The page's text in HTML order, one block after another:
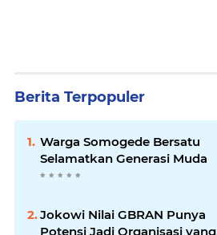
Berita Terpopuler
Warga Somogede Bersatu
Selamatkan Generasi Muda
Jokowi Nilai GBRAN Punya
Potensi Jadi Organisasi yang